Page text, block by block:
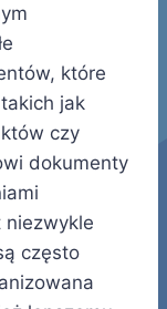
które
jak
czy
dokumenty
niezwykle
często